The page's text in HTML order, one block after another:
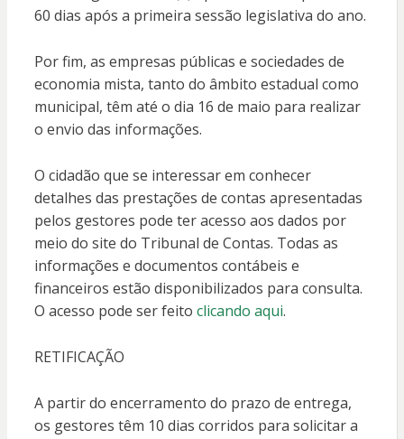
60 dias após a primeira sessão legislativa do ano.
Por fim, as empresas públicas e sociedades de
economia mista, tanto do âmbito estadual como
municipal, têm até o dia 16 de maio para realizar
o envio das informações.
O cidadão que se interessar em conhecer
detalhes das prestações de contas apresentadas
pelos gestores pode ter acesso aos dados por
meio do site do Tribunal de Contas. Todas as
informações e documentos contábeis e
financeiros estão disponibilizados para consulta.
O acesso pode ser feito clicando aqui.
RETIFICAÇÃO
A partir do encerramento do prazo de entrega,
os gestores têm 10 dias corridos para solicitar a